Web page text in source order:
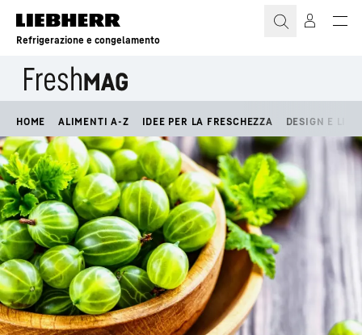
Refrigerazione e congelamento
HOME ALIMENTI A-Z IDEE PER LA FRESCHEZZA DESIGN E